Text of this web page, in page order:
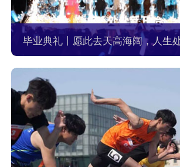
毕业典礼丨愿此去天高海阔，人生